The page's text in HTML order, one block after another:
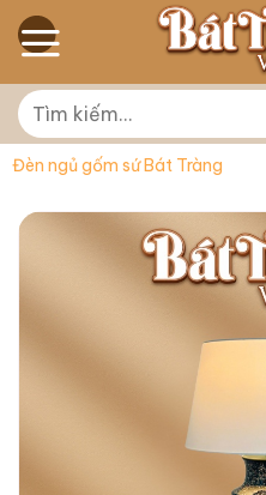
Skip
to
Tìm
kiếm:
Đèn ngủ gốm sứ Bát Tràng